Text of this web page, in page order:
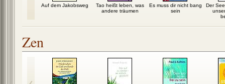
Auf dem Jakobsweg
Tao heißt leben, was
andere träumen
Es muss dir nicht bang
sein
Der
Zen